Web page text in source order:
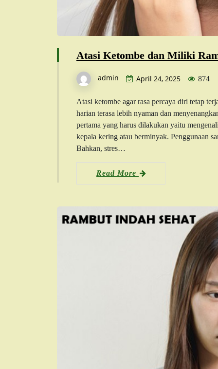
Atasi Ketombe dan Miliki
admin April 24, 2025 874
Atasi ketombe agar rasa percaya diri tetap
harian terasa lebih nyaman dan
pertama yang harus dilakukan yaitu
kepala kering atau berminyak. Penggunaan
Bahkan, stres…
Read More